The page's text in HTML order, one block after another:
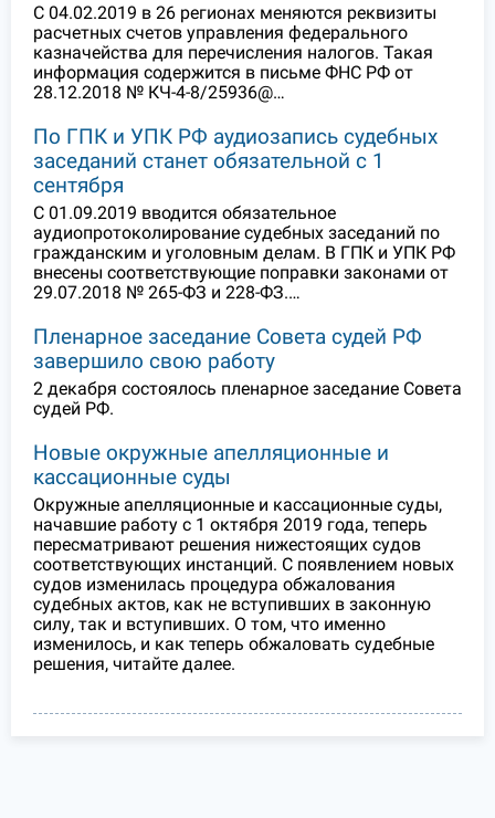
С 04.02.2019 в 26 регионах меняются реквизиты
расчетных счетов управления федерального
казначейства для перечисления налогов. Такая
информация содержится в письме ФНС РФ от
28.12.2018 № КЧ-4-8/25936@…
По ГПК и УПК РФ аудиозапись судебных
заседаний станет обязательной с 1
сентября
С 01.09.2019 вводится обязательное
аудиопротоколирование судебных заседаний по
гражданским и уголовным делам. В ГПК и УПК РФ
внесены соответствующие поправки законами от
29.07.2018 № 265-ФЗ и 228-ФЗ.…
Пленарное заседание Совета судей РФ
завершило свою работу
2 декабря состоялось пленарное заседание Совета
судей РФ.
Новые окружные апелляционные и
кассационные суды
Окружные апелляционные и кассационные суды,
начавшие работу с 1 октября 2019 года, теперь
пересматривают решения нижестоящих судов
соответствующих инстанций. С появлением новых
судов изменилась процедура обжалования
судебных актов, как не вступивших в законную
силу, так и вступивших. О том, что именно
изменилось, и как теперь обжаловать судебные
решения, читайте далее.